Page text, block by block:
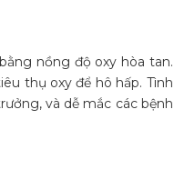
nồng độ oxy hòa tan.
thụ oxy để hô hấp. Tình
và dễ mắc các bệnh